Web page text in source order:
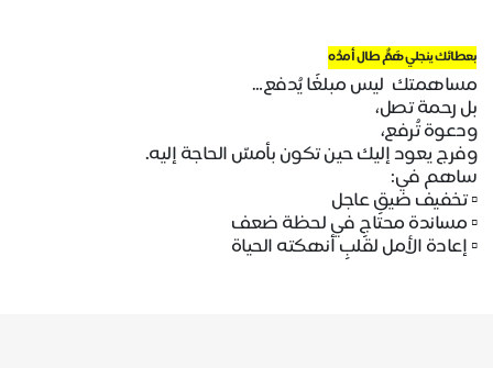
بعطائك ينجلي هَمٌّ طال أمدُه
مساهمتك ليس مبلغًا يُدفع…
بل رحمة تصل،
ودعوة تُرفع،
وفرج يعود إليك حين تكون بأمسّ الحاجة إليه.
ساهم في:
▫️ تخفيف ضيقٍ عاجل
▫️ مساندة محتاجٍ في لحظة ضعف
▫️ إعادة الأمل لقلبٍ أنهكته الحياة